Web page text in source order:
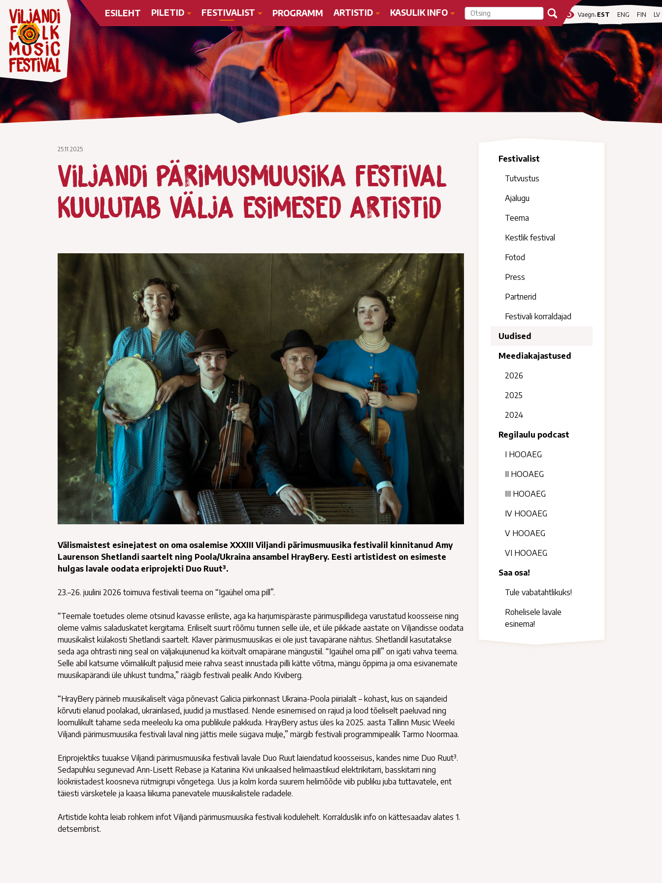
visibility Vaegnägijale
EST ENG FIN LV
ESILEHT PILETID FESTIVALIST PROGRAMM ARTISTID KASULIK INFO
25.11.2025
Viljandi pärimusmuusika festival
kuulutab välja esimesed artistid
Välismaistest esinejatest on oma osalemise XXXIII Viljandi pärimusmuusika festivalil kinnitanud Amy
Laurenson Shetlandi saartelt ning Poola/Ukraina ansambel HrayBery. Eesti artistidest on esimeste
hulgas lavale oodata eriprojekti Duo Ruut³.
23.–26. juulini 2026 toimuva festivali teema on “Igaühel oma pill”.
“Teemale toetudes oleme otsinud kavasse eriliste, aga ka harjumispäraste pärimuspillidega varustatud koosseise ning
oleme valmis saladuskatet kergitama. Eriliselt suurt rõõmu tunnen selle üle, et üle pikkade aastate on Viljandisse oodata
muusikalist külakosti Shetlandi saartelt. Klaver pärimusmuusikas ei ole just tavapärane nähtus. Shetlandil kasutatakse
seda aga ohtrasti ning seal on väljakujunenud ka köitvalt omapärane mängustiil. “Igaühel oma pill” on igati vahva teema.
Selle abil katsume võimalikult paljusid meie rahva seast innustada pilli kätte võtma, mängu õppima ja oma esivanemate
muusikapärandi üle uhkust tundma,” räägib festivali pealik Ando Kiviberg.
“HrayBery pärineb muusikaliselt väga põnevast Galicia piirkonnast Ukraina-Poola piirialalt – kohast, kus on sajandeid
kõrvuti elanud poolakad, ukrainlased, juudid ja mustlased. Nende esinemised on rajud ja lood tõeliselt paeluvad ning
loomulikult tahame seda meeleolu ka oma publikule pakkuda. HrayBery astus üles ka 2025. aasta Tallinn Music Weeki
Viljandi pärimusmuusika festivali laval ning jättis meile sügava mulje,” märgib festivali programmipealik Tarmo Noormaa.
Eriprojektiks tuuakse Viljandi pärimusmuusika festivali lavale Duo Ruut laiendatud koosseisus, kandes nime Duo Ruut³.
Sedapuhku segunevad Ann-Lisett Rebase ja Katariina Kivi unikaalsed helimaastikud elektrikitarri, basskitarri ning
löökriistadest koosneva rütmigrupi võngetega. Uus ja kolm korda suurem helimõõde viib publiku juba tuttavatele, ent
täiesti värsketele ja kaasa liikuma panevatele muusikalistele radadele.
Artistide kohta leiab rohkem infot Viljandi pärimusmuusika festivali kodulehelt. Korralduslik info on kättesaadav alates 1.
detsembrist.
Festivalist
Tutvustus
Ajalugu
Teema
Kestlik festival
Fotod
Press
Partnerid
Festivali korraldajad
Uudised
Meediakajastused
2026
2025
2024
Regilaulu podcast
I HOOAEG
II HOOAEG
III HOOAEG
IV HOOAEG
V HOOAEG
VI HOOAEG
Saa osa!
Tule vabatahtlikuks!
Rohelisele lavale
esinema!